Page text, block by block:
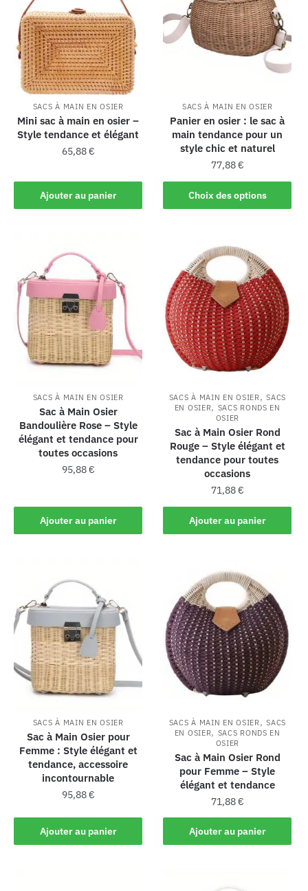
SACS À MAIN EN OSIER
Mini sac à main en osier –
Style tendance et élégant
65,88€
Ajouter au panier
SACS À MAIN EN OSIER
Panier en osier : le sac à
main tendance pour un
style chic et naturel
77,88€
Choix des options
SACS À MAIN EN OSIER
Sac à Main Osier
Bandoulière Rose – Style
élégant et tendance pour
toutes occasions
95,88€
Ajouter au panier
SACS À MAIN EN OSIER,SACS
EN OSIER, SACS RONDS EN
OSIER
Sac à Main Osier Rond
Rouge – Style élégant et
tendance pour toutes
occasions
71,88€
Ajouter au panier
SACS À MAIN EN OSIER
Sac à Main Osier pour
Femme : Style élégant et
tendance, accessoire
incontournable
95,88€
Ajouter au panier
SACS À MAIN EN OSIER,SACS
EN OSIER, SACS RONDS EN
OSIER
Sac à Main Osier Rond
pour Femme – Style
élégant et tendance
71,88€
Ajouter au panier